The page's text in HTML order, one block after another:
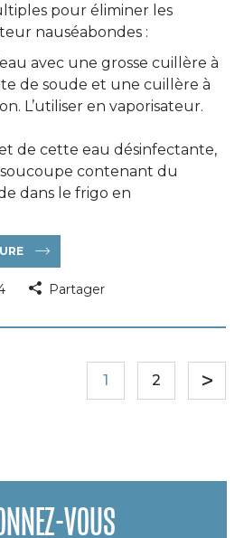
pour éliminer les
nauséabondes :
avec une grosse cuillère à
de soude et une cuillère à
L’utiliser en vaporisateur.
de cette eau désinfectante,
contenant du
dans le frigo en
Partager
1 2
VOUS